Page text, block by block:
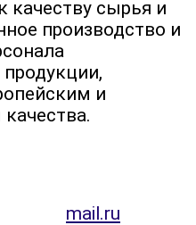
качеству сырья и
производство и
и
mail.ru